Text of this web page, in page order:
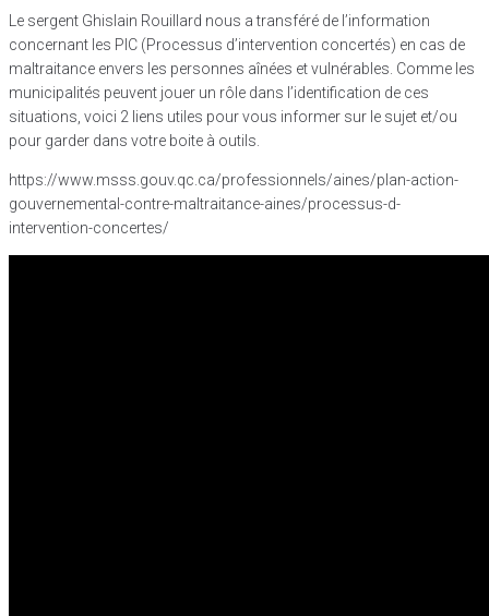
Le sergent Ghislain Rouillard nous a transféré de l’information
concernant les PIC (Processus d’intervention concertés) en cas de
maltraitance envers les personnes aînées et vulnérables. Comme les
municipalités peuvent jouer un rôle dans l’identification de ces
situations, voici 2 liens utiles pour vous informer sur le sujet et/ou
pour garder dans votre boite à outils.
https://www.msss.gouv.qc.ca/professionnels/aines/plan-action-
gouvernemental-contre-maltraitance-aines/processus-d-
intervention-concertes/